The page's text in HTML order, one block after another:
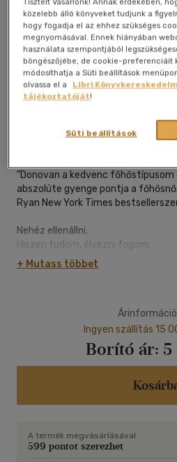
Kívánságlistához adom
Álomgyár Kiadó|2023|magyar
"Donovan a kedvenc
abszolúte gyenge pontja a főhősnő.
Ryan New York Times
Nehéz ellenállni.
Hiszen tudom, élvezni fogom.
Amikor először találkoztam
Tudtam, a hozzám hasonló
esélyük sincs olyan pasiknál, mint
King és Donovan Kincaid, de
világukba, tele partikkal, szexszel
ő világukban élni.
+ Mutass többet
Ingyen szállítás 15
Borító ár: 5
A termék megvásárlásával
599 pontot szerezhet
közelebb álló könyveket tudjunk a
hogy fogadja el az ehhez szükséges
megnyomásával. Ennek hiányában
használata szempontjából
böngészőjébe, de cookie-preferenciáit
módosíthatja a Süti beállítások
olvassa el a
Libri
tájékoztatóját!
Süti beállítások